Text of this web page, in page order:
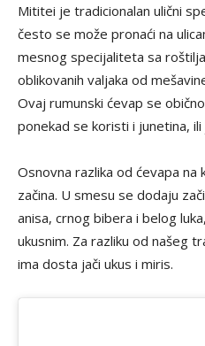
Mititei je tradicionalan ulični
često se može pronaći na
mesnog specijaliteta sa
oblikovanih valjaka od
Ovaj rumunski ćevap se
ponekad se koristi i junetina, ili
Osnovna razlika od ćevapa na
začina. U smesu se dodaju
anisa, crnog bibera i belog
ukusnim. Za razliku od našeg
ima dosta jači ukus i miris.